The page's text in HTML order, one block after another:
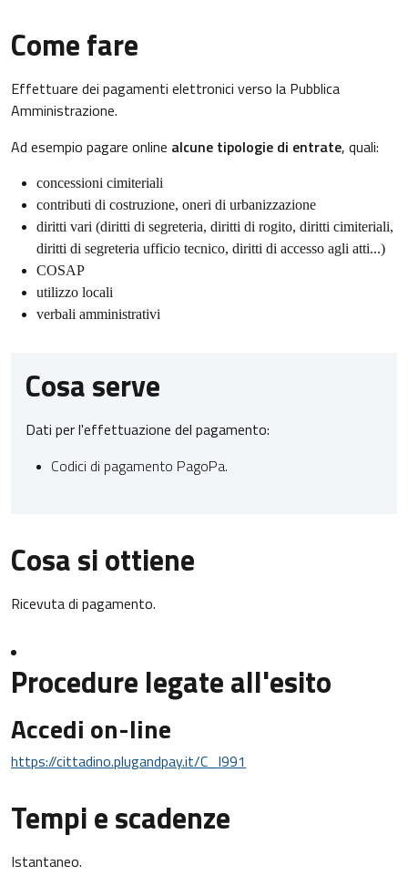
Come fare
Effettuare dei pagamenti elettronici verso la Pubblica
Amministrazione.
Ad esempio pagare online alcune tipologie di entrate, quali:
concessioni cimiteriali
contributi di costruzione, oneri di urbanizzazione
diritti vari (diritti di segreteria, diritti di rogito, diritti cimiteriali,
diritti di segreteria ufficio tecnico, diritti di accesso agli atti...)
COSAP
utilizzo locali
verbali amministrativi
Cosa serve
Dati per l'effettuazione del pagamento:
Codici di pagamento PagoPa.
Cosa si ottiene
Ricevuta di pagamento.
Procedure legate all'esito
Accedi on-line
https://cittadino.plugandpay.it/C_I991
Tempi e scadenze
Istantaneo.